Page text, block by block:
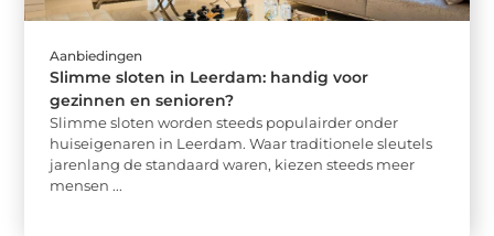
Aanbiedingen
Slimme sloten in Leerdam: handig voor
gezinnen en senioren?
Slimme sloten worden steeds populairder onder
huiseigenaren in Leerdam. Waar traditionele sleutels
jarenlang de standaard waren, kiezen steeds meer
mensen ...